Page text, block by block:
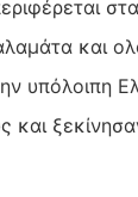
και
υπόλοιπη